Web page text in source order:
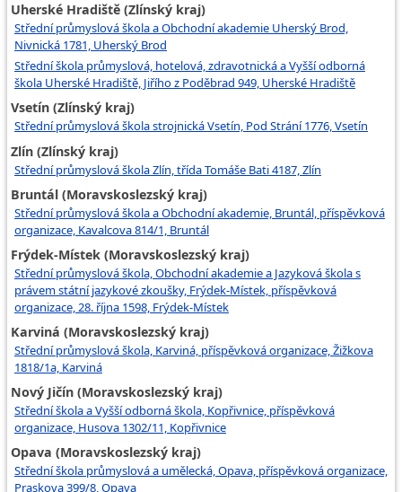
Uherské Hradiště (Zlínský kraj)
Střední průmyslová škola a Obchodní akademie Uherský Brod,
Nivnická 1781, Uherský Brod
Střední škola průmyslová, hotelová, zdravotnická a Vyšší odborná
škola Uherské Hradiště, Jiřího z Poděbrad 949, Uherské Hradiště
Vsetín (Zlínský kraj)
Střední průmyslová škola strojnická Vsetín, Pod Strání 1776, Vsetín
Zlín (Zlínský kraj)
Střední průmyslová škola Zlín, třída Tomáše Bati 4187, Zlín
Bruntál (Moravskoslezský kraj)
Střední průmyslová škola a Obchodní akademie, Bruntál, příspěvková
organizace, Kavalcova 814/1, Bruntál
Frýdek-Místek (Moravskoslezský kraj)
Střední průmyslová škola, Obchodní akademie a Jazyková škola s
právem státní jazykové zkoušky, Frýdek-Místek, příspěvková
organizace, 28. října 1598, Frýdek-Místek
Karviná (Moravskoslezský kraj)
Střední průmyslová škola, Karviná, příspěvková organizace, Žižkova
1818/1a, Karviná
Nový Jičín (Moravskoslezský kraj)
Střední škola a Vyšší odborná škola, Kopřivnice, příspěvková
organizace, Husova 1302/11, Kopřivnice
Opava (Moravskoslezský kraj)
Střední škola průmyslová a umělecká, Opava, příspěvková organizace,
Praskova 399/8, Opava